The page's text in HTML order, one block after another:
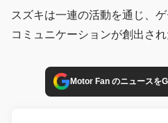
スズキは一連の活動を通じ、
コミュニケーションが創出さ
Motor Fan のニュースを